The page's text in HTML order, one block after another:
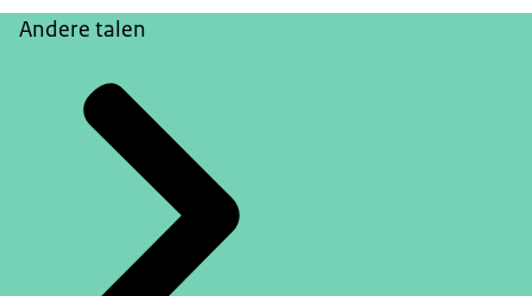
Andere talen